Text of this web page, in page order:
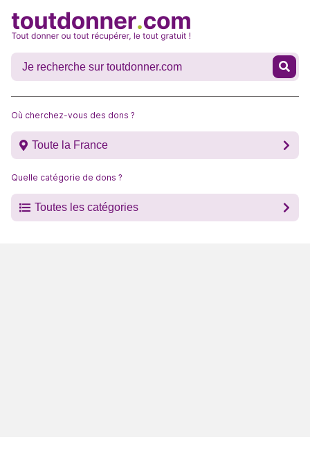
Où cherchez-vous des dons ?
Toute la France
Quelle catégorie de dons ?
Toutes les catégories